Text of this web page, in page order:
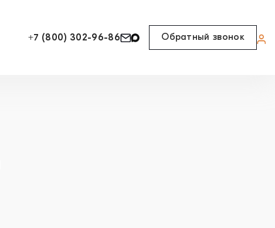
+7 (800) 302-96-86 Обратный звонок